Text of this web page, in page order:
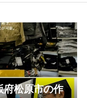
府松原市の作